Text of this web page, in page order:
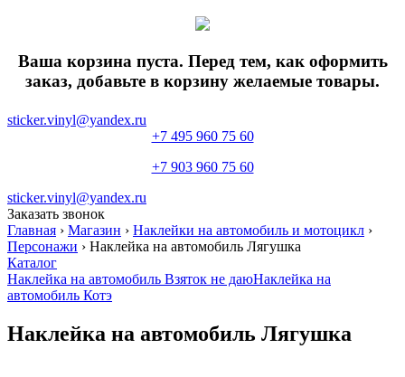
Ваша корзина пуста. Перед тем, как оформить
заказ, добавьте в корзину желаемые товары.
sticker.vinyl@yandex.ru
+7 495 960 75 60
+7 903 960 75 60
sticker.vinyl@yandex.ru
Заказать звонок
Главная › Магазин › Наклейки на автомобиль и мотоцикл ›
Персонажи › Наклейка на автомобиль Лягушка
Каталог
Наклейка на автомобиль Взяток не даюНаклейка на
автомобиль Котэ
Наклейка на автомобиль Лягушка